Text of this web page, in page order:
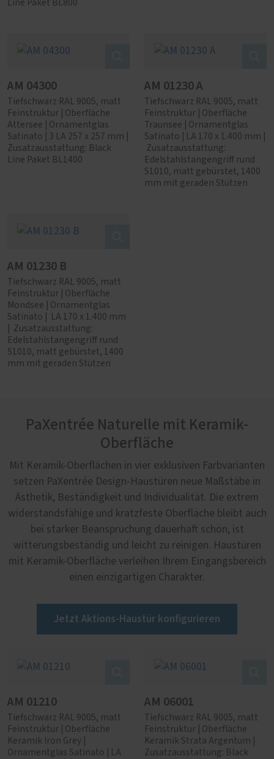
Line Paket BL800
AM 04300
Tiefschwarz RAL 9005, matt
Feinstruktur | Oberfläche
Attersee | Ornamentglas
Satinato | 3 LA 257 x 257 mm |
Zusatzausstattung: Black
Line Paket BL1400
AM 01230 A
Tiefschwarz RAL 9005, matt
Feinstruktur | Oberfläche
Traunsee | Ornamentglas
Satinato | LA 170 x 1.400 mm |
Zusatzausstattung:
Edelstahlstangengriff rund
S1010, matt gebürstet, 1400
mm mit geraden Stützen
AM 01230 B
Tiefschwarz RAL 9005, matt
Feinstruktur | Oberfläche
Mondsee | Ornamentglas
Satinato | LA 170 x 1.400 mm
| Zusatzausstattung:
Edelstahlstangengriff rund
S1010, matt gebürstet, 1400
mm mit geraden Stützen
PaXentrée Naturelle mit Keramik-
Oberfläche
Mit Keramik-Oberflächen in vier exklusiven Farbvarianten
setzen PaXentrée Design-Haustüren neue Maßstäbe in
Ästhetik, Beständigkeit und Individualität. Die extrem
widerstandsfähige und kratzfeste Oberfläche bleibt auch
bei starker Beanspruchung dauerhaft schön, ist
witterungsbeständig und leicht zu reinigen. Haustüren
mit Keramik-Oberfläche verleihen Ihrem Eingangsbereich
einen einzigartigen Charakter.
Jetzt Aktions-Haustür konfigurieren
AM 01210
Tiefschwarz RAL 9005, matt
Feinstruktur | Oberfläche
Keramik Iron Grey |
Ornamentglas Satinato | LA
AM 06001
Tiefschwarz RAL 9005, matt
Feinstruktur | Oberfläche
Keramik Strata Argentum |
Zusatzausstattung: Black